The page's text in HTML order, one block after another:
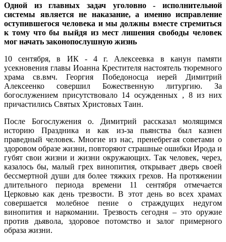
Одной из главных задач уголовно - исполнительной
системы является не наказание, а именно исправление
оступившегося человека и мы должны вместе стремиться
к тому что бы выйдя из мест лишения свободы человек
мог начать законопослушную жизнь
10 сентября, в ИК - 4 г. Алексеевка в канун памяти
усекновения главы Иоанна Крестителя настоятель тюремного
храма св.вмч. Георгия Победоносца иерей Димитрий
Алексеенко совершил Божественную литургию. За
богослужением присутствовало 14 осужденных , 8 из них
причастились Святых Христовых Таин.
После Богослужения о. Димитрий рассказал молящимся
историю Праздника и как из-за пьянства был казнен
праведный человек. Многие из нас, пренебрегая советами о
здоровом образе жизни, повторяют страшные ошибки Ирода и
губят свои жизни и жизни окружающих. Так человек, через,
казалось бы, малый грех винопития, открывает дверь своей
бессмертной души для более тяжких грехов. На протяжении
длительного периода времени 11 сентября отмечается
Церковью как день трезвости. В этот день во всех храмах
совершается молебное пение о страждущих недугом
винопития и наркомании. Трезвость сегодня – это оружие
против дьявола, здоровое потомство и залог примерного
образа жизни.